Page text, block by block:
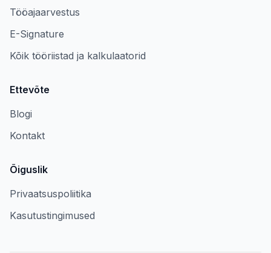
Tööajaarvestus
E-Signature
Kõik tööriistad ja kalkulaatorid
Ettevõte
Blogi
Kontakt
Õiguslik
Privaatsuspoliitika
Kasutustingimused